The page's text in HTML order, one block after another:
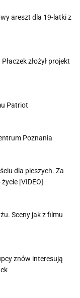
areszt dla 19-latki z
złożył projekt
Patriot
Poznania
dla pieszych. Za
[VIDEO]
Sceny jak z filmu
znów interesują